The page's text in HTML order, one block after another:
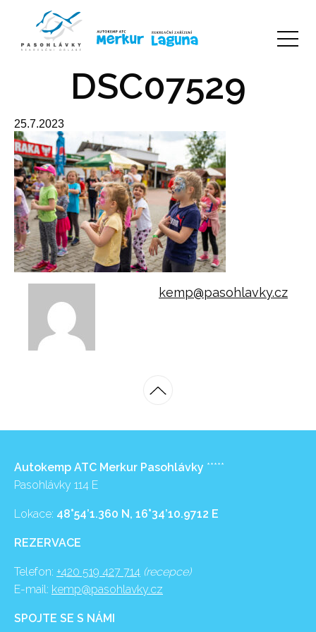
DSC07529
25.7.2023
kemp@pasohlavky.cz
Autokemp ATC Merkur Pasohlávky *****
Pasohlávky 114 E
Lokace: 48°54’1.360 N, 16°34’10.9712 E
REZERVACE
Telefon: +420 519 427 714 (recepce)
E-mail: kemp@pasohlavky.cz
SPOJTE SE S NÁMI